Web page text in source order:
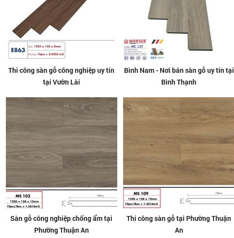
Thi công sàn gỗ công nghiệp uy tín
tại Vườn Lài
Bình Nam - Nơi bán sàn gỗ uy tín tại
Bình Thạnh
Sàn gỗ công nghiệp chống ẩm tại
Phường Thuận An
Thi công sàn gỗ tại Phường Thuận
An